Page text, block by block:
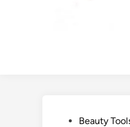
Geplaatst
Beauty